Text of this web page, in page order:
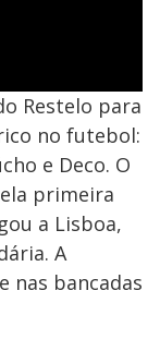
Restelo para
no futebol:
e Deco. O
primeira
a Lisboa,
A
nas bancadas